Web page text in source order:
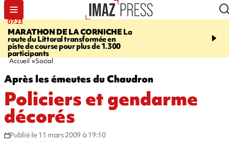
07:23
MARATHON DE LA CORNICHELa
route du Littoral transformée en
piste de course pour plus de 1.300
participants
08:37
braderie de l'océan
Accueil Social
Après les émeutes du Chaudron
Policiers et gendarme
décorés
Publié le 11 mars 2009 à 19:10